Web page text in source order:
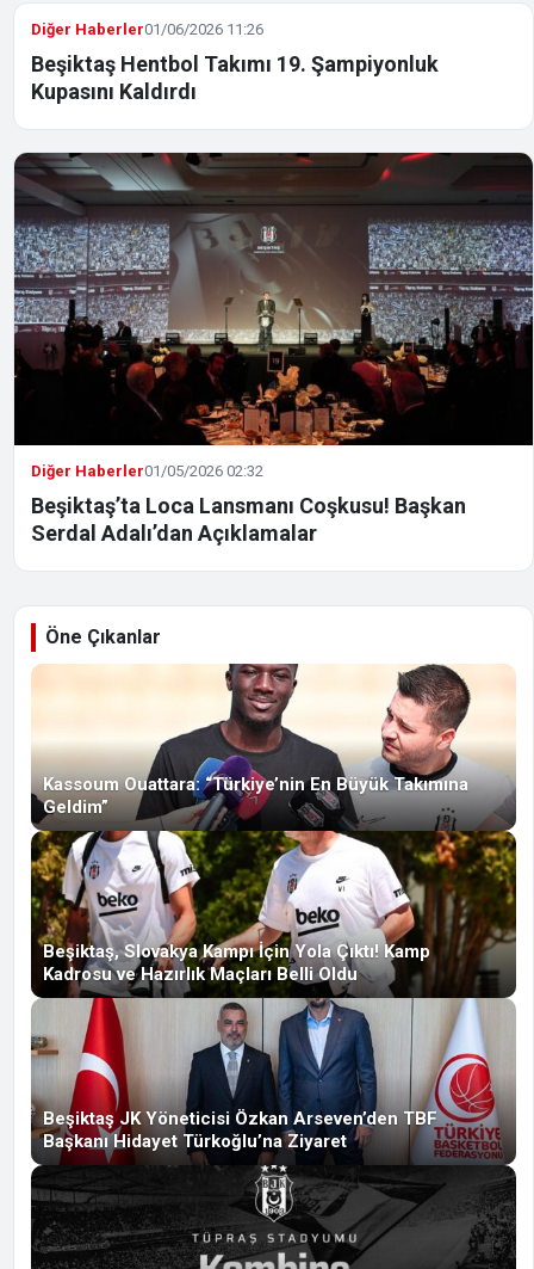
Diğer Haberler01/06/2026 11:26
Beşiktaş Hentbol Takımı 19. Şampiyonluk
Kupasını Kaldırdı
Diğer Haberler01/05/2026 02:32
Beşiktaş’ta Loca Lansmanı Coşkusu! Başkan
Serdal Adalı’dan Açıklamalar
Öne Çıkanlar
Kassoum Ouattara: “Türkiye’nin En Büyük Takımına
Geldim”
Beşiktaş, Slovakya Kampı İçin Yola Çıktı! Kamp
Kadrosu ve Hazırlık Maçları Belli Oldu
Beşiktaş JK Yöneticisi Özkan Arseven’den TBF
Başkanı Hidayet Türkoğlu’na Ziyaret